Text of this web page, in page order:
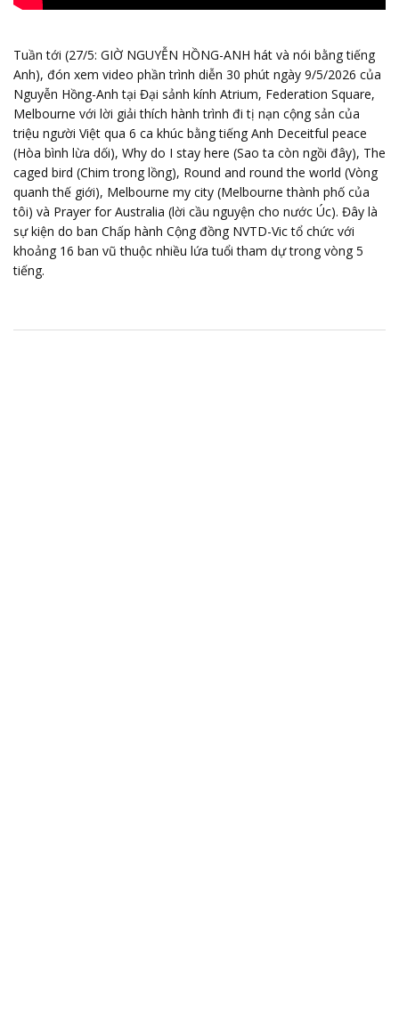
Tuần tới (27/5: GIỜ NGUYỄN HỒNG-ANH hát và nói bằng tiếng
Anh), đón xem video phần trình diễn 30 phút ngày 9/5/2026 của
Nguyễn Hồng-Anh tại Đại sảnh kính Atrium, Federation Square,
Melbourne với lời giải thích hành trình đi tị nạn cộng sản của
triệu người Việt qua 6 ca khúc bằng tiếng Anh Deceitful peace
(Hòa bình lừa dối), Why do I stay here (Sao ta còn ngồi đây), The
caged bird (Chim trong lồng), Round and round the world (Vòng
quanh thế giới), Melbourne my city (Melbourne thành phố của
tôi) và Prayer for Australia (lời cầu nguyện cho nước Úc). Đây là
sự kiện do ban Chấp hành Cộng đồng NVTD-Vic tổ chức với
khoảng 16 ban vũ thuộc nhiều lứa tuổi tham dự trong vòng 5
tiếng.